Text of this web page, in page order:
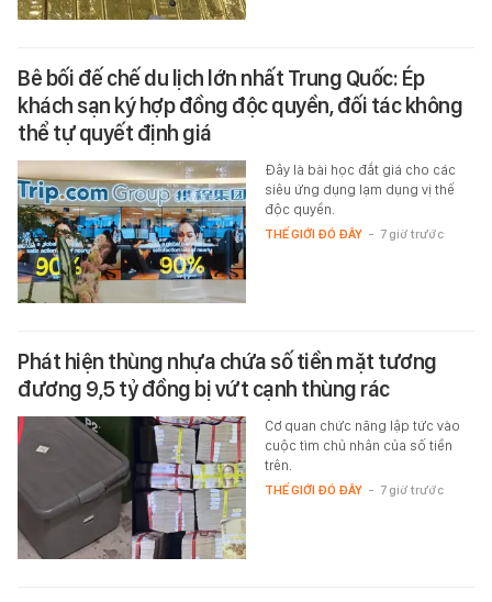
Bê bối đế chế du lịch lớn nhất Trung Quốc: Ép
khách sạn ký hợp đồng độc quyền, đối tác không
thể tự quyết định giá
Đây là bài học đắt giá cho các
siêu ứng dụng lạm dụng vị thế
độc quyền.
THẾ GIỚI ĐÓ ĐÂY - 7 giờ trước
Phát hiện thùng nhựa chứa số tiền mặt tương
đương 9,5 tỷ đồng bị vứt cạnh thùng rác
Cơ quan chức năng lập tức vào
cuộc tìm chủ nhân của số tiền
trên.
THẾ GIỚI ĐÓ ĐÂY - 7 giờ trước